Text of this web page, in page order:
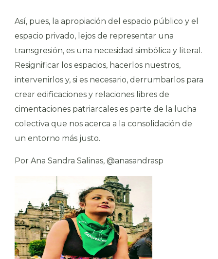
Así, pues, la apropiación del espacio público y el
espacio privado, lejos de representar una
transgresión, es una necesidad simbólica y literal.
Resignificar los espacios, hacerlos nuestros,
intervenirlos y, si es necesario, derrumbarlos para
crear edificaciones y relaciones libres de
cimentaciones patriarcales es parte de la lucha
colectiva que nos acerca a la consolidación de
un entorno más justo.
Por Ana Sandra Salinas, @anasandrasp